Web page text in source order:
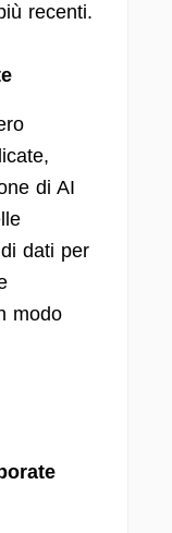
recenti.
di AI
dati per
modo